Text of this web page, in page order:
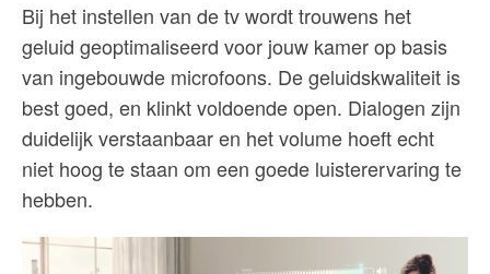
Bij het instellen van de tv wordt trouwens het
geluid geoptimaliseerd voor jouw kamer op basis
van ingebouwde microfoons. De geluidskwaliteit is
best goed, en klinkt voldoende open. Dialogen zijn
duidelijk verstaanbaar en het volume hoeft echt
niet hoog te staan om een goede luisterervaring te
hebben.